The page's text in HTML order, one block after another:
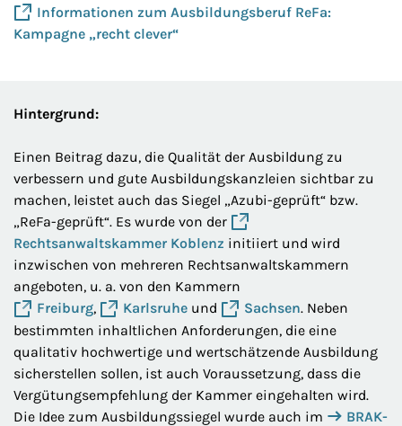
Informationen zum Ausbildungsberuf ReFa:
Kampagne „recht clever“
Hintergrund:
Einen Beitrag dazu, die Qualität der Ausbildung zu
verbessern und gute Ausbildungskanzleien sichtbar zu
machen, leistet auch das Siegel „Azubi-geprüft“ bzw.
„ReFa-geprüft“. Es wurde von der
Rechtsanwaltskammer Koblenz initiiert und wird
inzwischen von mehreren Rechtsanwaltskammern
angeboten, u. a. von den Kammern
Freiburg, Karlsruhe und Sachsen. Neben
bestimmten inhaltlichen Anforderungen, die eine
qualitativ hochwertige und wertschätzende Ausbildung
sicherstellen sollen, ist auch Voraussetzung, dass die
Vergütungsempfehlung der Kammer eingehalten wird.
Die Idee zum Ausbildungssiegel wurde auch im
BRAK-